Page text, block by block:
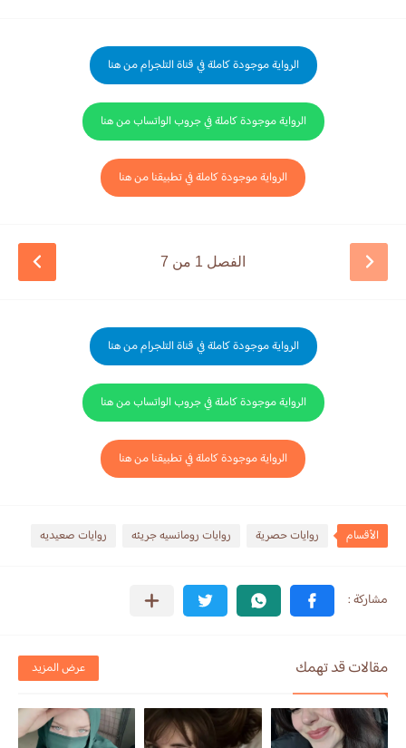
الرواية موجودة كاملة في قناة التلجرام من هنا
الرواية موجودة كاملة في جروب الواتساب من هنا
الرواية موجودة كاملة في تطبيقنا من هنا
الفصل 1 من 7
الرواية موجودة كاملة في قناة التلجرام من هنا
الرواية موجودة كاملة في جروب الواتساب من هنا
الرواية موجودة كاملة في تطبيقنا من هنا
الأقسام روايات حصرية روايات رومانسيه جريئه روايات صعيديه
مقالات قد تهمك عرض المزيد